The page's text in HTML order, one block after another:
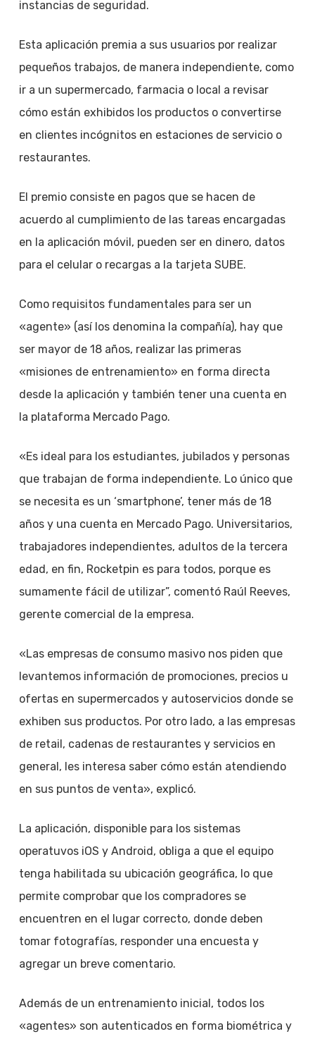
instancias de seguridad.
Esta aplicación premia a sus usuarios por realizar
pequeños trabajos, de manera independiente, como
ir a un supermercado, farmacia o local a revisar
cómo están exhibidos los productos o convertirse
en clientes incógnitos en estaciones de servicio o
restaurantes.
El premio consiste en pagos que se hacen de
acuerdo al cumplimiento de las tareas encargadas
en la aplicación móvil, pueden ser en dinero, datos
para el celular o recargas a la tarjeta SUBE.
Como requisitos fundamentales para ser un
«agente» (así los denomina la compañía), hay que
ser mayor de 18 años, realizar las primeras
«misiones de entrenamiento» en forma directa
desde la aplicación y también tener una cuenta en
la plataforma Mercado Pago.
«Es ideal para los estudiantes, jubilados y personas
que trabajan de forma independiente. Lo único que
se necesita es un ‘smartphone’, tener más de 18
años y una cuenta en Mercado Pago. Universitarios,
trabajadores independientes, adultos de la tercera
edad, en fin, Rocketpin es para todos, porque es
sumamente fácil de utilizar”, comentó Raúl Reeves,
gerente comercial de la empresa.
«Las empresas de consumo masivo nos piden que
levantemos información de promociones, precios u
ofertas en supermercados y autoservicios donde se
exhiben sus productos. Por otro lado, a las empresas
de retail, cadenas de restaurantes y servicios en
general, les interesa saber cómo están atendiendo
en sus puntos de venta», explicó.
La aplicación, disponible para los sistemas
operatuvos iOS y Android, obliga a que el equipo
tenga habilitada su ubicación geográfica, lo que
permite comprobar que los compradores se
encuentren en el lugar correcto, donde deben
tomar fotografías, responder una encuesta y
agregar un breve comentario.
Además de un entrenamiento inicial, todos los
«agentes» son autenticados en forma biométrica y